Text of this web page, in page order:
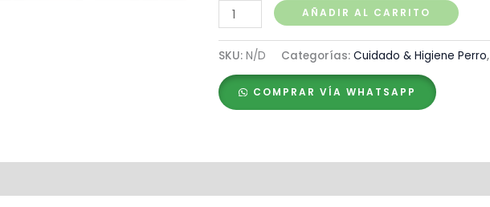
Menforsan
Shampoo
Ecológico
Muy
Suave
AÑADIR AL CARRITO
SKU: N/D Categorías: Cuidado & Higiene Perro,
COMPRAR VÍA WHATSAPP